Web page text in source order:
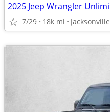
7/29 18k mi Jacksonville